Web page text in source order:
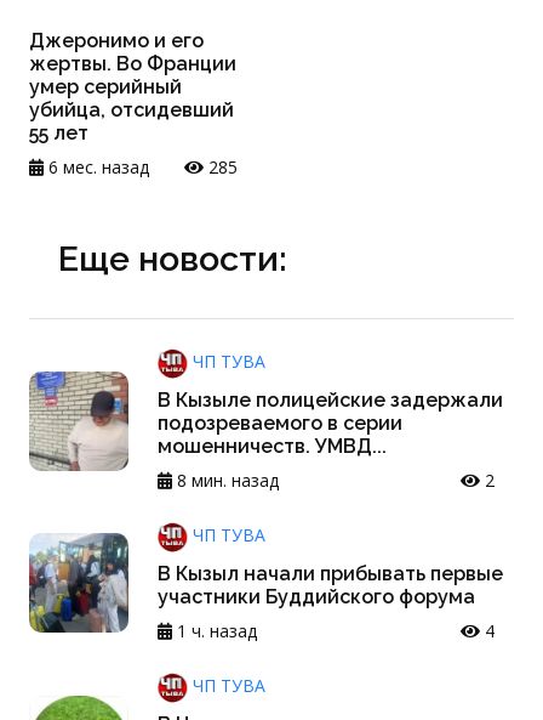
Джеронимо и его
жертвы. Во Франции
умер серийный
убийца, отсидевший
55 лет
6 мес. назад
285
Еще новости:
ЧП ТУВА
В Кызыле полицейские задержали
подозреваемого в серии
мошенничеств. УМВД...
8 мин. назад
2
ЧП ТУВА
В Кызыл начали прибывать первые
участники Буддийского форума
1 ч. назад
4
ЧП ТУВА